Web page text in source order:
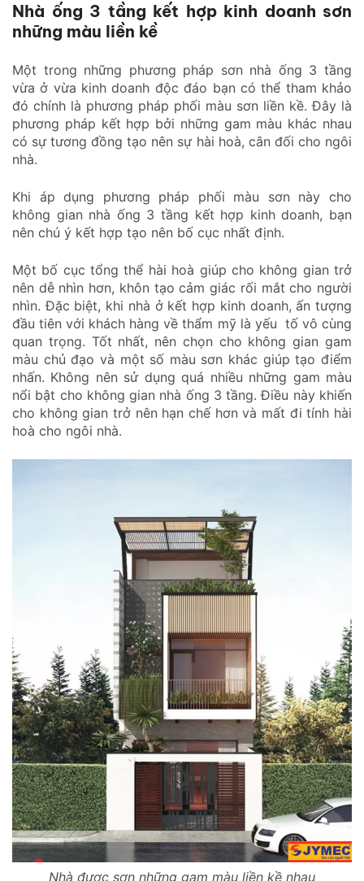
Nhà ống 3 tầng kết hợp kinh doanh sơn
những màu liền kề
Một trong những phương pháp sơn nhà ống 3 tầng
vừa ở vừa kinh doanh độc đáo bạn có thể tham khảo
đó chính là phương pháp phối màu sơn liền kề. Đây là
phương pháp kết hợp bởi những gam màu khác nhau
có sự tương đồng tạo nên sự hài hoà, cân đối cho ngôi
nhà.
Khi áp dụng phương pháp phối màu sơn này cho
không gian nhà ống 3 tầng kết hợp kinh doanh, bạn
nên chú ý kết hợp tạo nên bố cục nhất định.
Một bố cục tổng thể hài hoà giúp cho không gian trở
nên dễ nhìn hơn, khôn tạo cảm giác rối mắt cho người
nhìn. Đặc biệt, khi nhà ở kết hợp kinh doanh, ấn tượng
đầu tiên với khách hàng về thẩm mỹ là yếu tố vô cùng
quan trọng. Tốt nhất, nên chọn cho không gian gam
màu chủ đạo và một số màu sơn khác giúp tạo điểm
nhấn. Không nên sử dụng quá nhiều những gam màu
nổi bật cho không gian nhà ống 3 tầng. Điều này khiến
cho không gian trở nên hạn chế hơn và mất đi tính hài
hoà cho ngôi nhà.
Nhà được sơn những gam màu liền kề nhau